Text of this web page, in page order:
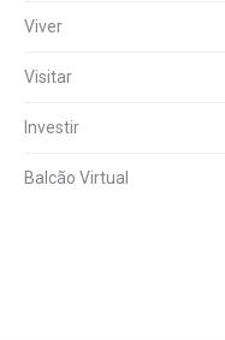
Viver
Visitar
Investir
Balcão Virtual